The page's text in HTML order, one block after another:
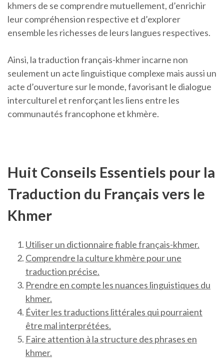
khmers de se comprendre mutuellement, d’enrichir
leur compréhension respective et d’explorer
ensemble les richesses de leurs langues respectives.
Ainsi, la traduction français-khmer incarne non
seulement un acte linguistique complexe mais aussi un
acte d’ouverture sur le monde, favorisant le dialogue
interculturel et renforçant les liens entre les
communautés francophone et khmère.
Huit Conseils Essentiels pour la
Traduction du Français vers le
Khmer
Utiliser un dictionnaire fiable français-khmer.
Comprendre la culture khmère pour une
traduction précise.
Prendre en compte les nuances linguistiques du
khmer.
Éviter les traductions littérales qui pourraient
être mal interprétées.
Faire attention à la structure des phrases en
khmer.